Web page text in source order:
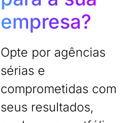
empresa?
Opte por agências
sérias e
comprometidas com
seus resultados,